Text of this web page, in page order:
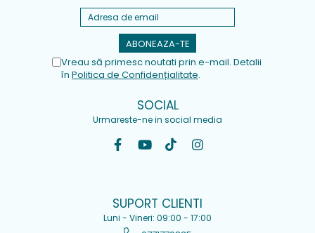
Vreau să primesc noutati prin e-mail. Detalii
în Politica de Confidențialitate.
SOCIAL
Urmareste-ne in social media
SUPORT CLIENTI
Luni - Vineri: 09:00 - 17:00